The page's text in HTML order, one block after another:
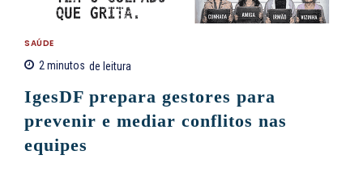
SAÚDE
2minutos de leitura
IgesDF prepara gestores para
prevenir e mediar conflitos nas
equipes